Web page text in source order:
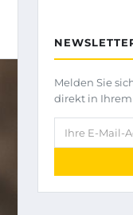
Melden Sie
direkt in Ihrem
Ihre E-Mail-